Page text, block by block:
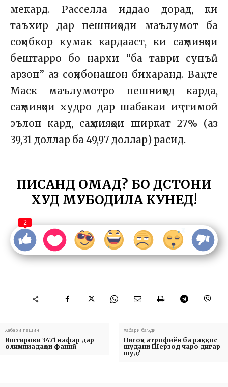
мекард. Расселла иддао дорад, ки
таъхир дар пешниҳоди маълумот ба
соҳибкор кумак кардааст, ки саҳмияҳои
бештарро бо нархи “ба таври сунъӣ
арзон” аз соҳибонашон бихаранд. Вақте
Маск маълумотро пешниҳод карда,
саҳмияҳои худро дар шабакаи иҷтимоӣ
эълон кард, саҳмияҳои ширкат 27% (аз
39,31 доллар ба 49,97 доллар) расид.
ПИСАНД ОМАД? БО ДӮСТОНИ
ХУД МУБОДИЛА КУНЕД!
2
Хабари пешин
Иштироки 3471 нафар дар
олимпиадаҳои фаннӣ
Хабари баъди
Нигоҳи атрофиён ба раққос
шудани Шерзод чаро дигар
шуд?